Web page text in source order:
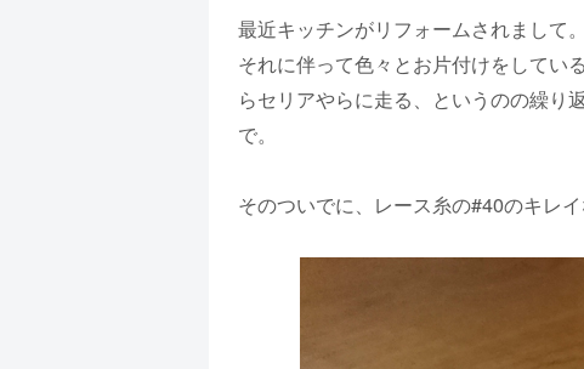
最近キッチンがリフォームされまして。
それに伴って色々とお片付けをしてい
らセリアやらに走る、というのの繰り
で。
そのついでに、レース糸の#40のキレ